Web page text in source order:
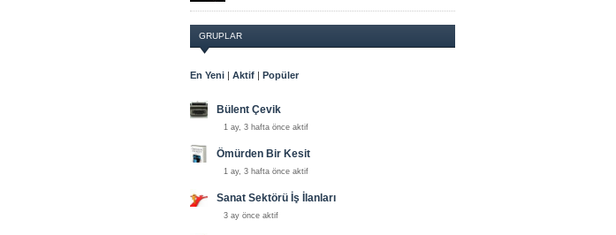
GRUPLAR
En Yeni | Aktif | Popüler
Bülent Çevik
1 ay, 3 hafta önce aktif
Ömürden Bir Kesit
1 ay, 3 hafta önce aktif
Sanat Sektörü İş İlanları
3 ay önce aktif